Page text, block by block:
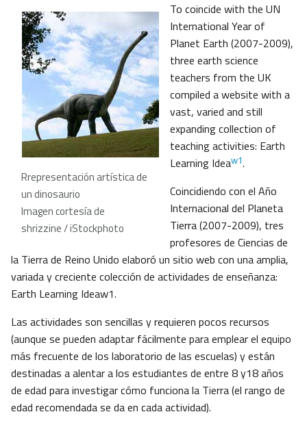
Rrepresentación artística de
un dinosaurio
Imagen cortesía de
shrizzine / iStockphoto
To coincide with the UN
International Year of
Planet Earth (2007-2009),
three earth science
teachers from the UK
compiled a website with a
vast, varied and still
expanding collection of
teaching activities: Earth
Learning Ideaw1.
Coincidiendo con el Año
Internacional del Planeta
Tierra (2007-2009), tres
profesores de Ciencias de
la Tierra de Reino Unido elaboró un sitio web con una amplia,
variada y creciente colección de actividades de enseñanza:
Earth Learning Ideaw1.
Las actividades son sencillas y requieren pocos recursos
(aunque se pueden adaptar fácilmente para emplear el equipo
más frecuente de los laboratorio de las escuelas) y están
destinadas a alentar a los estudiantes de entre 8 y18 años
de edad para investigar cómo funciona la Tierra (el rango de
edad recomendada se da en cada actividad).